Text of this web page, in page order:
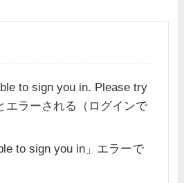
to sign you in. Please try
エラーされる（ログインで
to sign you in」エラーで